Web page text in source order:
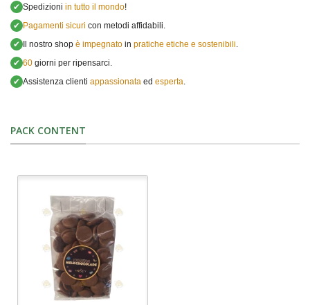
✔ Spedizioni in tutto il mondo!
✔ Pagamenti sicuri con metodi affidabili.
✔ Il nostro shop è impegnato in pratiche etiche e sostenibili
✔ 60 giorni per ripensarci.
✔ Assistenza clienti appassionata ed esperta
PACK CONTENT